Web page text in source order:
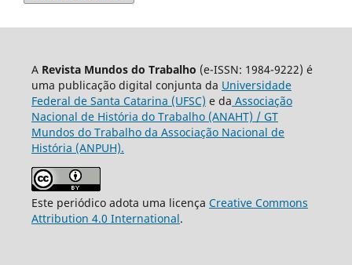
A Revista Mundos do Trabalho (e-ISSN: 1984-9222) é
uma publicação digital conjunta da Universidade
Federal de Santa Catarina (UFSC) e da Associação
Nacional de História do Trabalho (ANAHT) / GT
Mundos do Trabalho da Associação Nacional de
História (ANPUH).
Este periódico adota uma licença Creative Commons
Attribution 4.0 International.